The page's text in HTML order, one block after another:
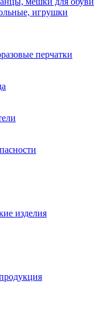
игрушки
перчатки
изделия